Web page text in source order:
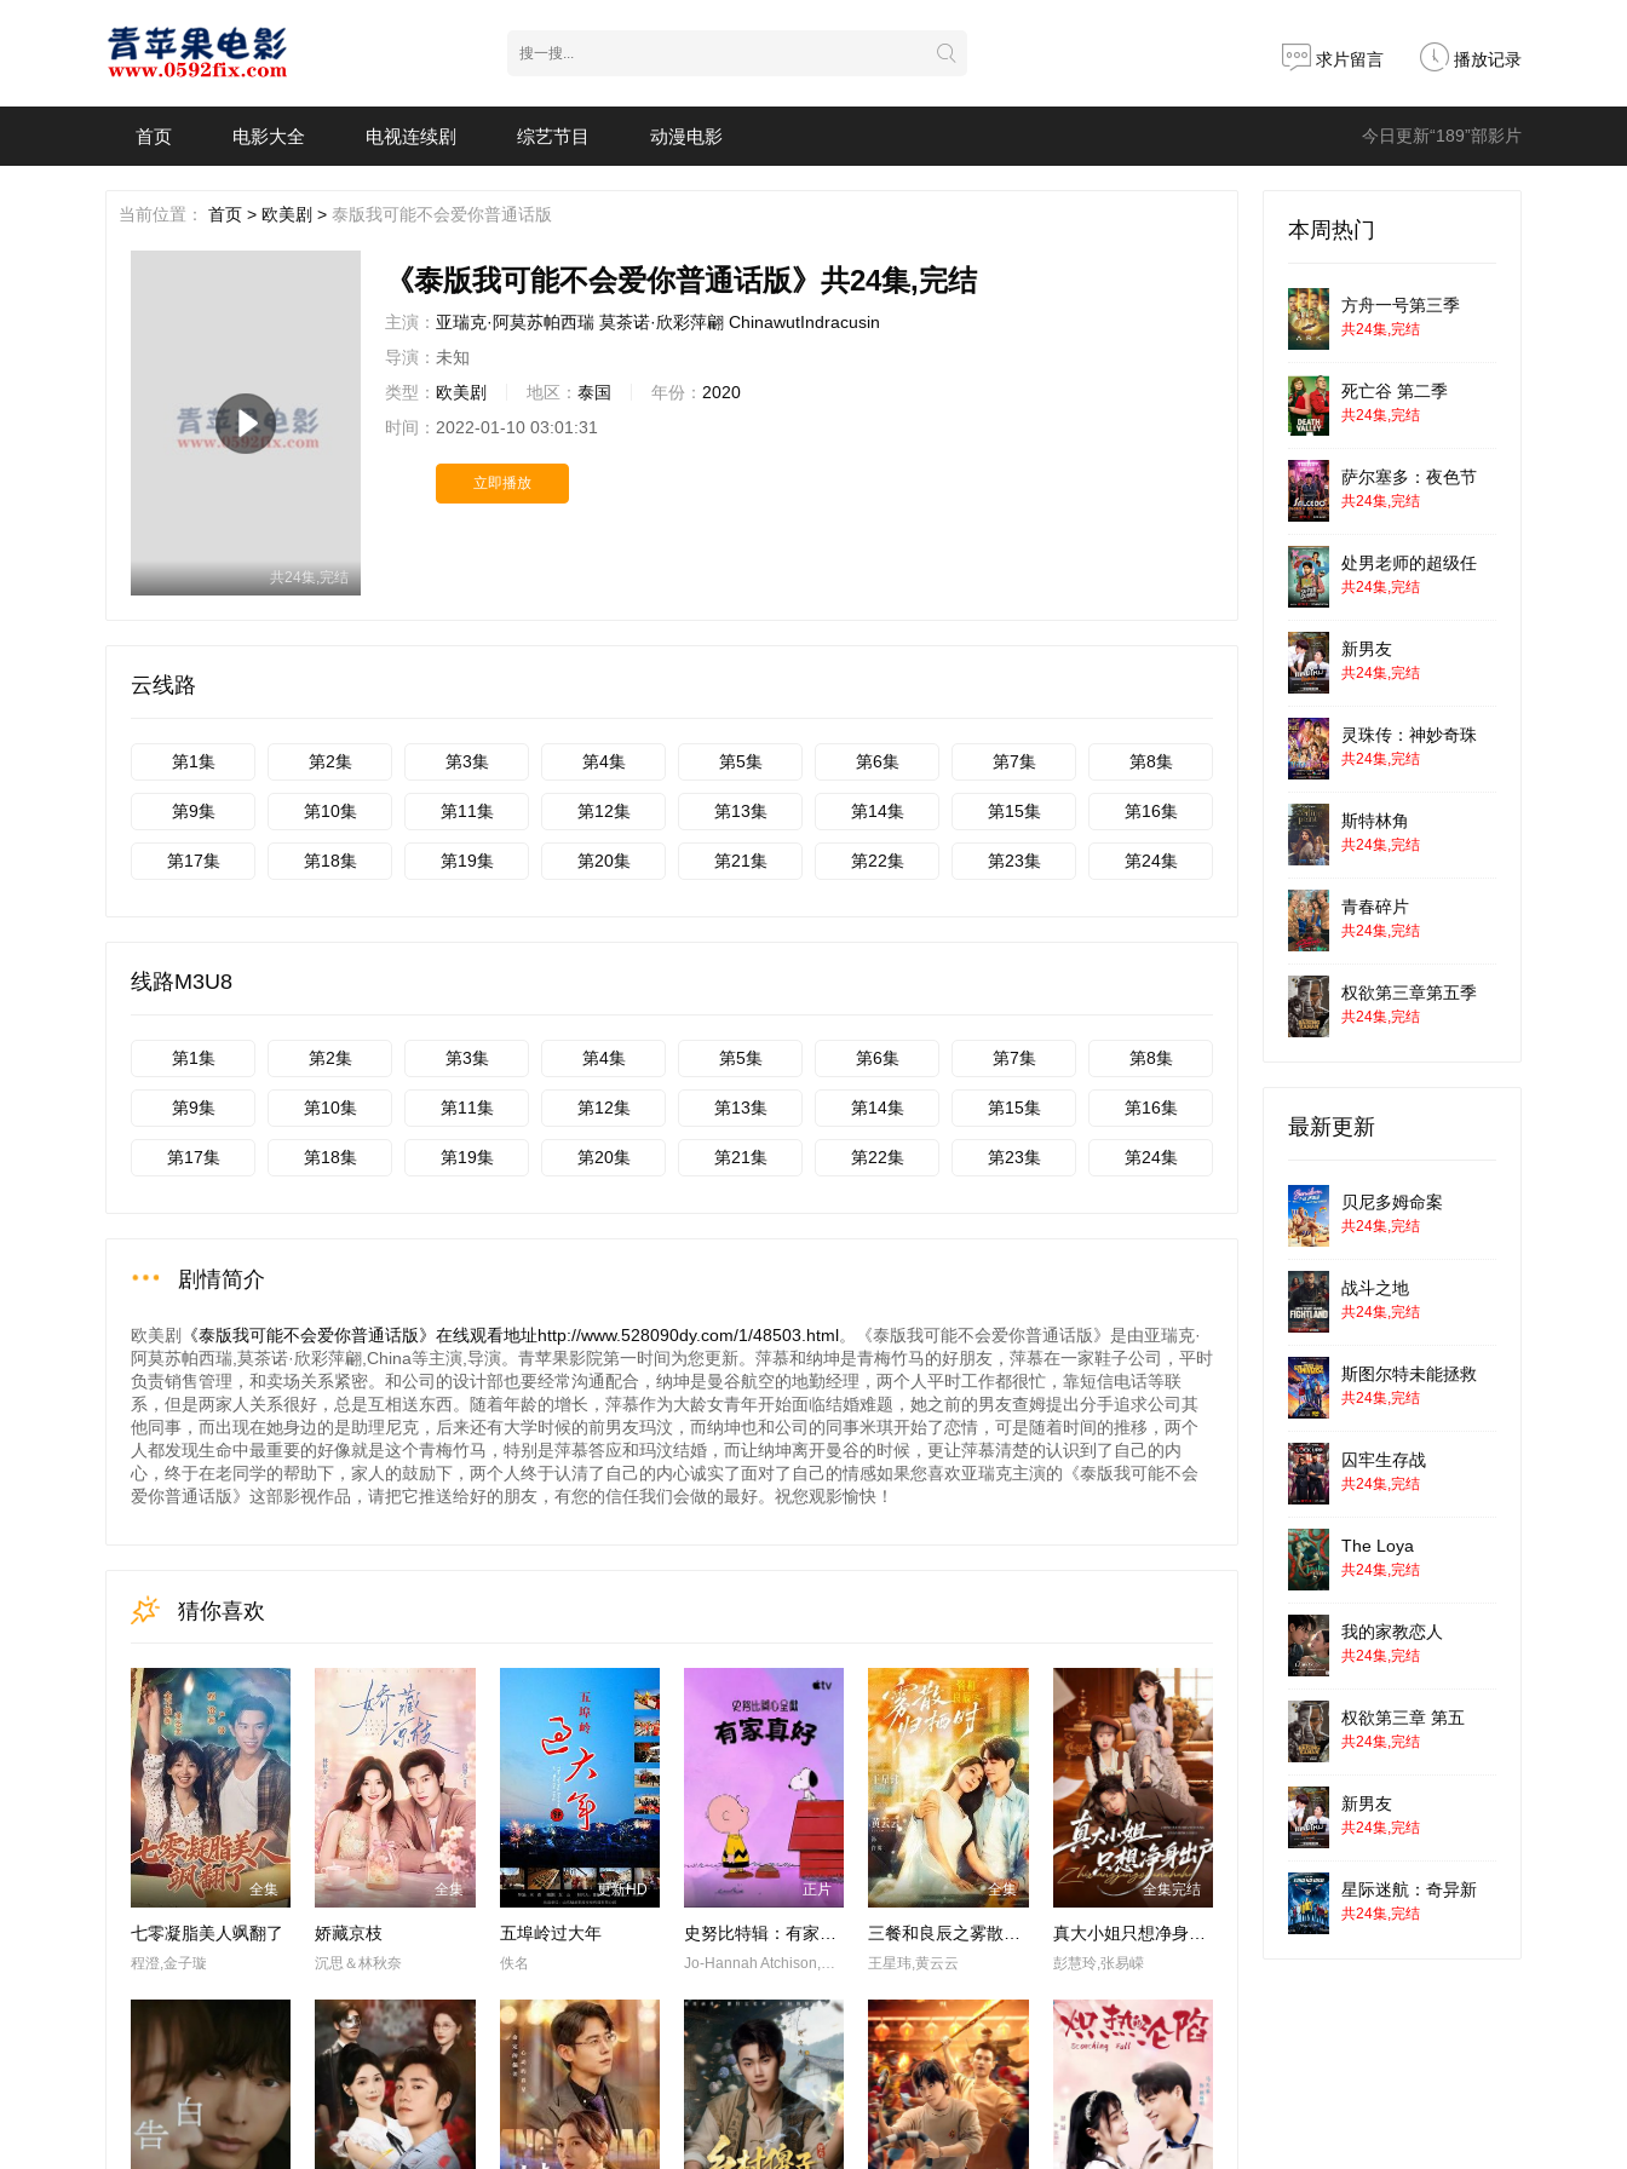
求片留言 播放记录
今日更新“189”部影片
首页 电影大全 电视连续剧 综艺节目 动漫电影
当前位置： 首页 > 欧美剧 > 泰版我可能不会爱你普通话版
共24集,完结
《泰版我可能不会爱你普通话版》共24集,完结
主演： 亚瑞克·阿莫苏帕西瑞 莫茶诺·欣彩萍翩 ChinawutIndracusin
导演： 未知
类型： 欧美剧 地区： 泰国 年份： 2020
时间： 2022-01-10 03:01:31
立即播放
云线路
第1集 第2集 第3集 第4集 第5集 第6集 第7集 第8集
第9集 第10集 第11集 第12集 第13集 第14集 第15集 第16集
第17集 第18集 第19集 第20集 第21集 第22集 第23集 第24集
线路M3U8
第1集 第2集 第3集 第4集 第5集 第6集 第7集 第8集
第9集 第10集 第11集 第12集 第13集 第14集 第15集 第16集
第17集 第18集 第19集 第20集 第21集 第22集 第23集 第24集
剧情简介
欧美剧 《泰版我可能不会爱你普通话版》在线观看地址http://www.528090dy.com/1/48503.html。《泰版我可能不会爱你普通话版》是由亚瑞克·
阿莫苏帕西瑞,莫茶诺·欣彩萍翩,China等主演,导演。青苹果影院第一时间为您更新。萍慕和纳坤是青梅竹马的好朋友，萍慕在一家鞋子公司，平时
负责销售管理，和卖场关系紧密。和公司的设计部也要经常沟通配合，纳坤是曼谷航空的地勤经理，两个人平时工作都很忙，靠短信电话等联
系，但是两家人关系很好，总是互相送东西。随着年龄的增长，萍慕作为大龄女青年开始面临结婚难题，她之前的男友查姆提出分手追求公司其
他同事，而出现在她身边的是助理尼克，后来还有大学时候的前男友玛汶，而纳坤也和公司的同事米琪开始了恋情，可是随着时间的推移，两个
人都发现生命中最重要的好像就是这个青梅竹马，特别是萍慕答应和玛汶结婚，而让纳坤离开曼谷的时候，更让萍慕清楚的认识到了自己的内
心，终于在老同学的帮助下，家人的鼓励下，两个人终于认清了自己的内心诚实了面对了自己的情感如果您喜欢亚瑞克主演的《泰版我可能不会
爱你普通话版》这部影视作品，请把它推送给好的朋友，有您的信任我们会做的最好。祝您观影愉快！
猜你喜欢
全集
七零凝脂美人飒翻了
程澄,金子璇
全集
娇藏京枝
沉思＆林秋奈
更新HD
五埠岭过大年
佚名
正片
史努比特辑：有家真好
Jo-Hannah Atchison,Enzo Bezzina
全集
三餐和良辰之雾散归栖时
王星玮,黄云云
全集完结
真大小姐只想净身出户
彭慧玲,张易嵘
本周热门
方舟一号第三季
共24集,完结
死亡谷 第二季
共24集,完结
萨尔塞多：夜色节
共24集,完结
处男老师的超级任
共24集,完结
新男友
共24集,完结
灵珠传：神妙奇珠
共24集,完结
斯特林角
共24集,完结
青春碎片
共24集,完结
权欲第三章第五季
共24集,完结
最新更新
贝尼多姆命案
共24集,完结
战斗之地
共24集,完结
斯图尔特未能拯救
共24集,完结
囚牢生存战
共24集,完结
The Loya
共24集,完结
我的家教恋人
共24集,完结
权欲第三章 第五
共24集,完结
新男友
共24集,完结
星际迷航：奇异新
共24集,完结